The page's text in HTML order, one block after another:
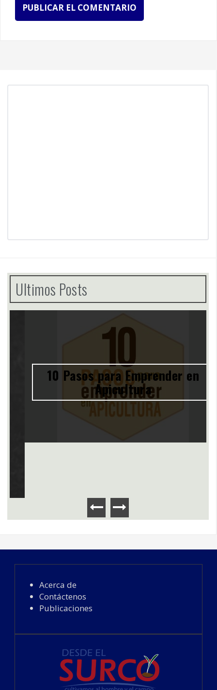
Ultimos Posts
10 Pasos para Emprender en
Apicultura
Publicaciones
Desde El Surco - Todos los derechos
reservados -2019